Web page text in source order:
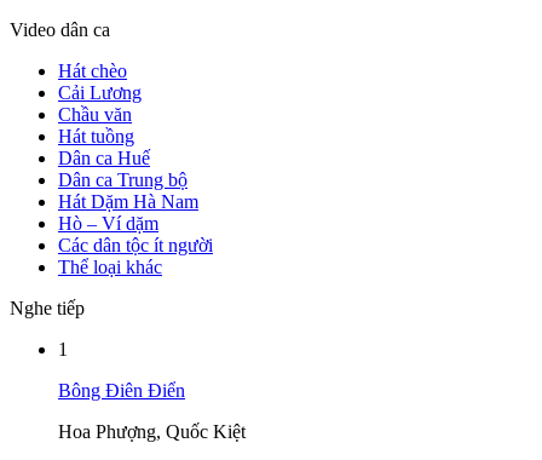
Video dân ca
Hát chèo
Cải Lương
Chầu văn
Hát tuồng
Dân ca Huế
Dân ca Trung bộ
Hát Dặm Hà Nam
Hò – Ví dặm
Các dân tộc ít người
Thể loại khác
Nghe tiếp
1
Bông Điên Điển
Hoa Phượng, Quốc Kiệt